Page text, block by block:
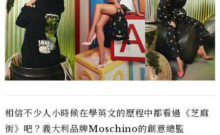
相信不少人小時候在學英文的歷程中都看過《芝麻
街》吧？義大利品牌Moschino的創意總監